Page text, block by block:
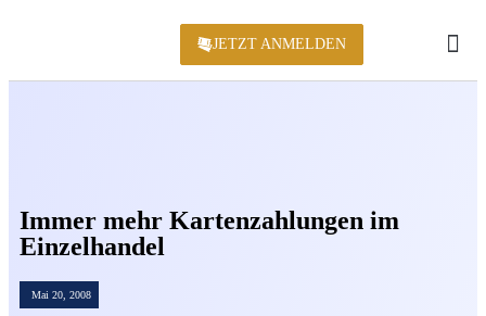
JETZT ANMELDEN
Immer mehr Kartenzahlungen im
Einzelhandel
Mai 20, 2008